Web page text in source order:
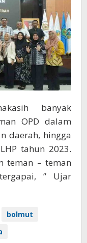
banyak
OPD dalam
daerah, hingga
tahun 2023.
teman – teman
” Ujar
bolmut